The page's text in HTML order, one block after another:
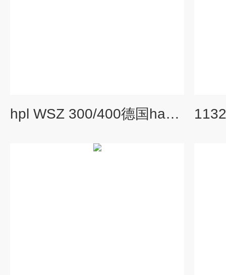
hpl WSZ 300/400德国hawo热封钳封口机